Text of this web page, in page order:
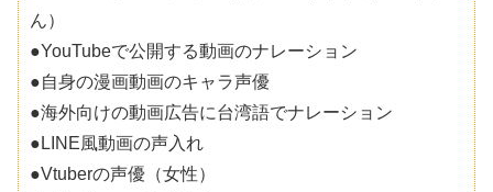
ん）
●YouTubeで公開する動画のナレーション
●自身の漫画動画のキャラ声優
●海外向けの動画広告に台湾語でナレーション
●LINE風動画の声入れ
●Vtuberの声優（女性）